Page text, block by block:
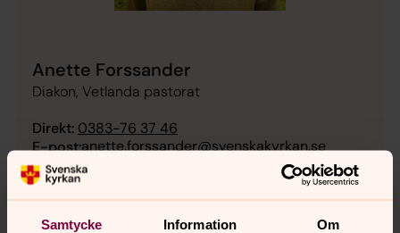
Samtycke Information Om
Anette Forssander
Diakon, Vetlanda pastorat
Direkt: 0383-76 37 46
E-post:anette.forssander@svenskakyrkan.se